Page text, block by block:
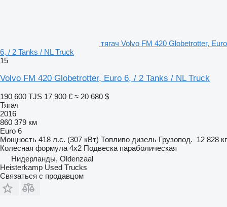
тягач Volvo FM 420 Globetrotter, Euro
6, / 2 Tanks / NL Truck
15
Volvo FM 420 Globetrotter, Euro 6, / 2 Tanks / NL Truck
190 600 TJS 17 900 € ≈ 20 680 $
Тягач
2016
860 379 км
Euro 6
Мощность 418 л.с. (307 кВт) Топливо дизель Грузопод. 12 828 кг
Колесная формула 4x2 Подвеска параболическая
Нидерланды, Oldenzaal
Heisterkamp Used Trucks
Связаться с продавцом